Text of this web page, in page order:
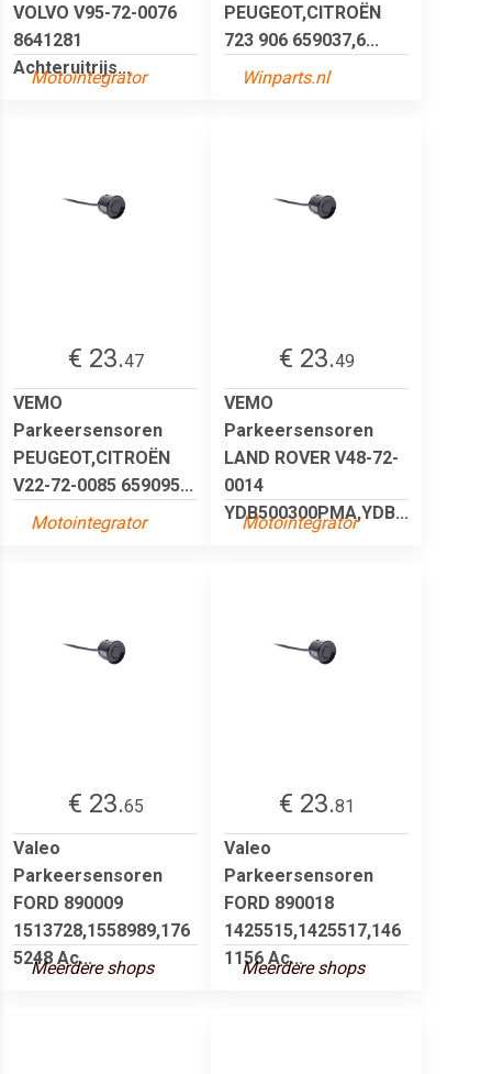
VOLVO V95-72-0076
8641281
Achteruitrijs...
Motointegrator
PEUGEOT,CITROËN
723 906 659037,6...
Winparts.nl
€ 23.47
VEMO
Parkeersensoren
PEUGEOT,CITROËN
V22-72-0085 659095...
Motointegrator
€ 23.49
VEMO
Parkeersensoren
LAND ROVER V48-72-
0014
YDB500300PMA,YDB...
Motointegrator
€ 23.65
Valeo
Parkeersensoren
FORD 890009
1513728,1558989,176
5248 Ac...
Meerdere shops
€ 23.81
Valeo
Parkeersensoren
FORD 890018
1425515,1425517,146
1156 Ac...
Meerdere shops